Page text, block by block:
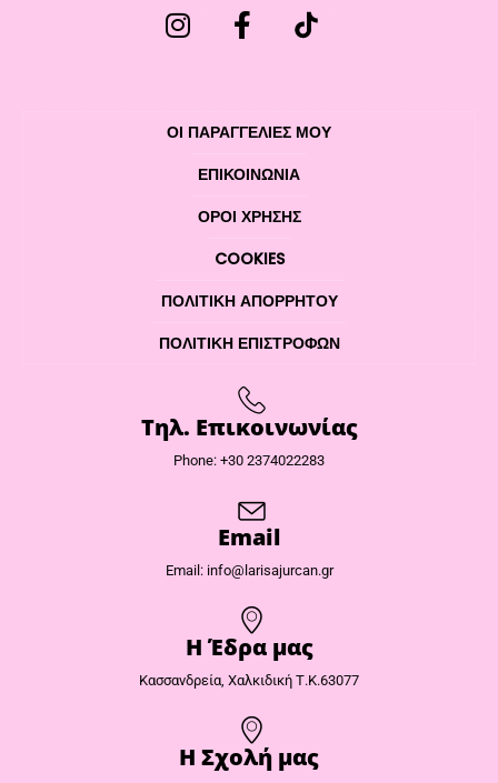
ΟΙ ΠΑΡΑΓΓΕΛΙΕΣ ΜΟΥ
ΕΠΙΚΟΙΝΩΝΊΑ
ΌΡΟΙ ΧΡΉΣΗΣ
COOKIES
ΠΟΛΙΤΙΚΉ ΑΠΟΡΡΉΤΟΥ
ΠΟΛΙΤΙΚΉ ΕΠΙΣΤΡΟΦΏΝ
Τηλ. Επικοινωνίας
Phone: +30 2374022283
Email
Email: info@larisajurcan.gr
Η Έδρα μας​
Κασσανδρεία, Χαλκιδική Τ.Κ.63077
Η Σχολή μας